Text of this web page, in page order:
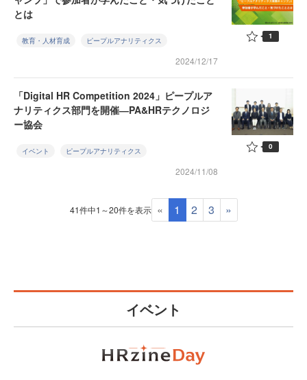
とは
教育・人材育成 ピープルアナリティクス
2024/12/17
1
「Digital HR Competition 2024」ピープルア
ナリティクス部門を開催―PA&HRテクノロジ
ー協会
イベント ピープルアナリティクス
2024/11/08
0
41件中1～20件を表示 « 1 2 3 »
イベント